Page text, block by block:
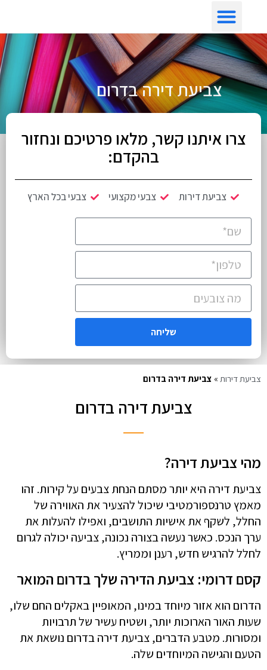
צביעת דירה בדרום
צרו איתנו קשר, מלאו פרטיכם ונחזור
בהקדם:
צביעת דירות צבעי מקצועי צבעי בכל הארץ
שליחה
צביעת דירות » צביעת דירה בדרום
צביעת דירה בדרום
מהי צביעת דירה?
צביעת דירה היא יותר מסתם הנחת צבעים על קירות. זהו
מאמץ טרנספורמטיבי שיכול להצעיר את האווירה של
החלל, לשקף את אישיות התושבים, ואפילו להעלות את
ערך הנכס. כאשר נעשה בצורה נכונה, צביעה יכולה לגרום
לחלל להרגיש חדש, רענן וממריץ.
קסם דרומי: צביעת הדירה שלך בדרום המואר
הדרום הוא אזור מיוחד במינו, המאופיין באקלים החם שלו,
שעות האור הארוכות יותר, ושטיח עשיר של תרבויות
ומסורות. מטבע הדברים, צביעת דירה בדרום נושאת את
הטעם והגישה המיוחדים שלה.